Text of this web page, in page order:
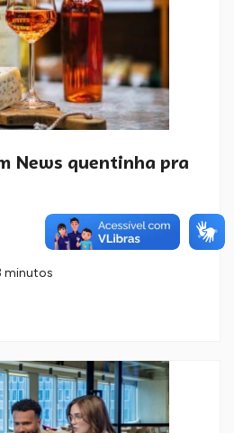
News quentinha pra
minutos